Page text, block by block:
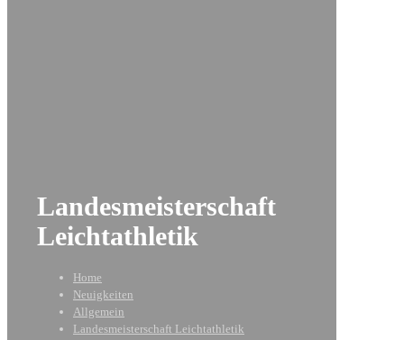
Landesmeisterschaft
Leichtathletik
Home
Neuigkeiten
Allgemein
Landesmeisterschaft Leichtathletik